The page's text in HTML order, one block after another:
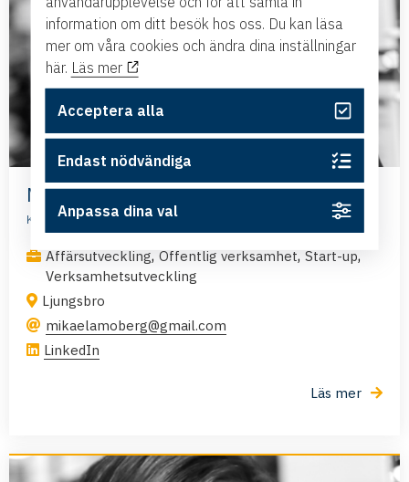
Mikaela Hedberg
Koncern- och verksamhetschef, VAL-BO Holding AB
Affärsutveckling, Offentlig verksamhet, Start-up,
Verksamhetsutveckling
Ljungsbro
mikaelamoberg@gmail.com
LinkedIn
Läs mer
information om ditt besök hos oss. Du kan läsa
mer om våra cookies och ändra dina inställningar
här. Läs mer
Acceptera alla
Endast nödvändiga
Anpassa dina val